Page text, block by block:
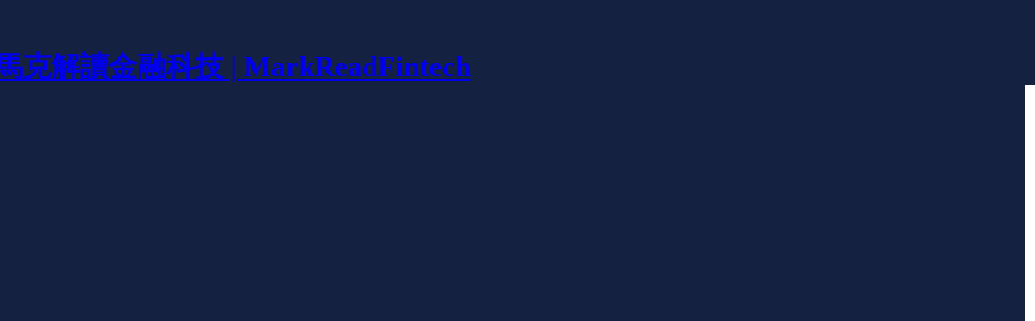
克解讀金融科技 | MarkReadFintech